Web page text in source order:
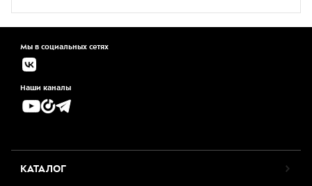
Мы в социальных сетях
Наши каналы
КАТАЛОГ